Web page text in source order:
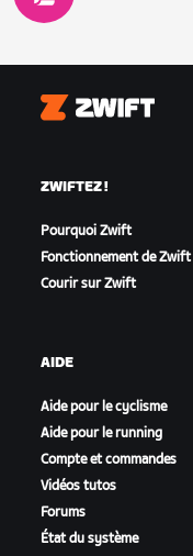
Zwift
ZWIFTEZ !
Pourquoi Zwift
Fonctionnement de Zwift
Courir sur Zwift
AIDE
Aide pour le cyclisme
Aide pour le running
Compte et commandes
Vidéos tutos
Forums
État du système